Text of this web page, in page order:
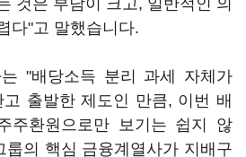
것은 부담이 크고, 일반적인 의
다"고 말했습니다.
"배당소득 분리 과세 자체가
출발한 제도인 만큼, 이번 배
주환원으로만 보기는 쉽지 않
룹의 핵심 금융계열사가 지배구